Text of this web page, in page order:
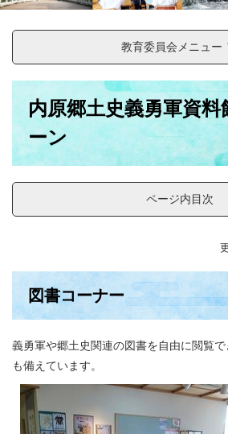
教育委員会メニュー
内原郷土史義勇軍資料
ーン
ページ内目次
図書コーナー
義勇軍や郷土史関連の図書を自由に閲覧
も備えています。